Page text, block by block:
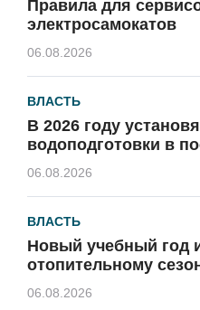
Правила для
электросамокатов
06.08.2026
ВЛАСТЬ
В 2026 году
водоподготовки в
06.08.2026
ВЛАСТЬ
Новый учебный год
отопительному
06.08.2026